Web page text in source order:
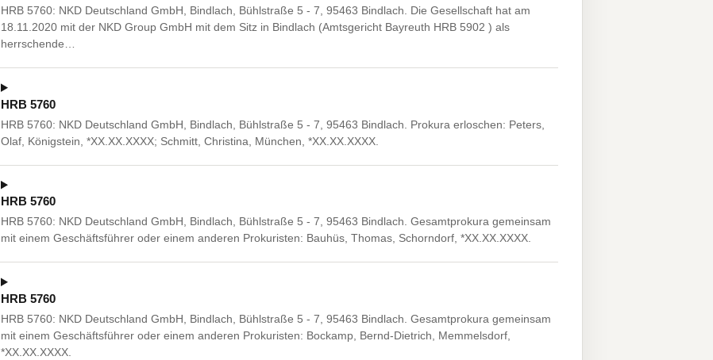
HRB 5760: NKD Deutschland GmbH, Bindlach, Bühlstraße 5 - 7, 95463 Bindlach. Die Gesellschaft hat am
18.11.2020 mit der NKD Group GmbH mit dem Sitz in Bindlach (Amtsgericht Bayreuth HRB 5902 ) als
herrschende…
HRB 5760
HRB 5760: NKD Deutschland GmbH, Bindlach, Bühlstraße 5 - 7, 95463 Bindlach. Prokura erloschen: Peters,
Olaf, Königstein, *XX.XX.XXXX; Schmitt, Christina, München, *XX.XX.XXXX.
HRB 5760
HRB 5760: NKD Deutschland GmbH, Bindlach, Bühlstraße 5 - 7, 95463 Bindlach. Gesamtprokura gemeinsam
mit einem Geschäftsführer oder einem anderen Prokuristen: Bauhüs, Thomas, Schorndorf, *XX.XX.XXXX.
HRB 5760
HRB 5760: NKD Deutschland GmbH, Bindlach, Bühlstraße 5 - 7, 95463 Bindlach. Gesamtprokura gemeinsam
mit einem Geschäftsführer oder einem anderen Prokuristen: Bockamp, Bernd-Dietrich, Memmelsdorf,
*XX.XX.XXXX.